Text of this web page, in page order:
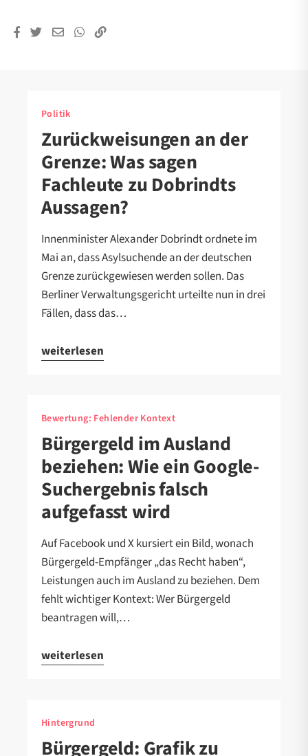
Politik
Zurückweisungen an der
Grenze: Was sagen
Fachleute zu Dobrindts
Aussagen?
Innenminister Alexander Dobrindt ordnete im
Mai an, dass Asylsuchende an der deutschen
Grenze zurückgewiesen werden sollen. Das
Berliner Verwaltungsgericht urteilte nun in drei
Fällen, dass das…
weiterlesen
Bewertung: Fehlender Kontext
Bürgergeld im Ausland
beziehen: Wie ein Google-
Suchergebnis falsch
aufgefasst wird
Auf Facebook und X kursiert ein Bild, wonach
Bürgergeld-Empfänger „das Recht haben“,
Leistungen auch im Ausland zu beziehen. Dem
fehlt wichtiger Kontext: Wer Bürgergeld
beantragen will,…
weiterlesen
Hintergrund
Bürgergeld: Grafik zu